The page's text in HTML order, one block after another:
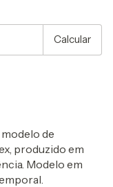
Calcular
de
produzido em
Modelo em